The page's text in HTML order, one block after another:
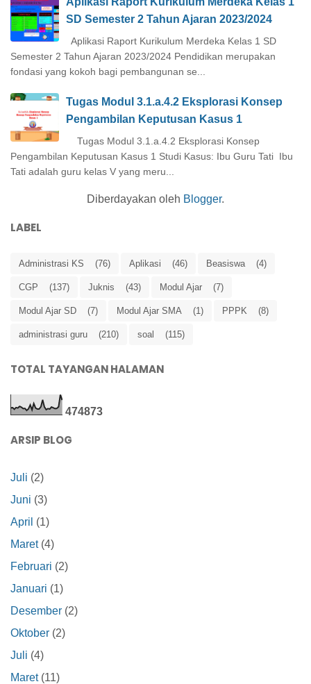
SD Semester 2 Tahun Ajaran 2023/2024
Aplikasi Raport Kurikulum Merdeka Kelas 1 SD
Semester 2 Tahun Ajaran 2023/2024 Pendidikan merupakan
fondasi yang kokoh bagi pembangunan se...
Tugas Modul 3.1.a.4.2 Eksplorasi Konsep
Pengambilan Keputusan Kasus 1
Tugas Modul 3.1.a.4.2 Eksplorasi Konsep
Pengambilan Keputusan Kasus 1 Studi Kasus: Ibu Guru Tati Ibu
Tati adalah guru kelas V yang meru...
Diberdayakan oleh Blogger.
LABEL
Administrasi KS (76) Aplikasi (46) Beasiswa (4)
CGP (137) Juknis (43) Modul Ajar (7)
Modul Ajar SD (7) Modul Ajar SMA (1) PPPK (8)
administrasi guru (210) soal (115)
TOTAL TAYANGAN HALAMAN
474873
ARSIP BLOG
Juli (2)
Juni (3)
April (1)
Maret(4)
Februari (2)
Januari (1)
Desember (2)
Oktober (2)
Juli (4)
Maret(11)